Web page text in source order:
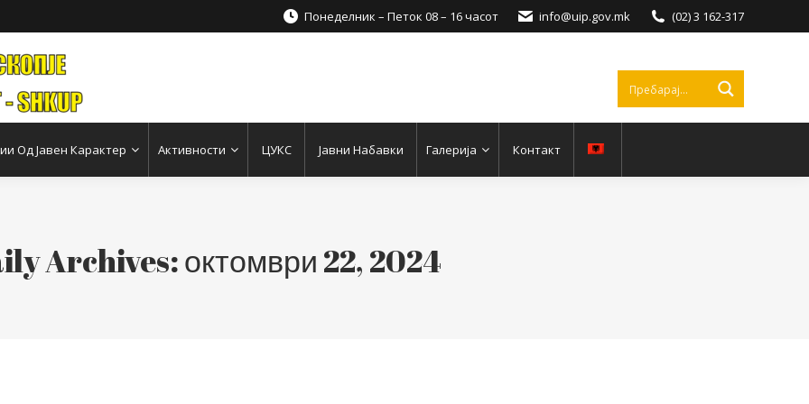
Понеделник – Петок 08 – 16 часот info@uip.gov.mk (02) 3 162-317
Од Јавен Карактер Активности ЦУКС Јавни Набавки Галерија Контакт
Archives:октомври 22, 2024